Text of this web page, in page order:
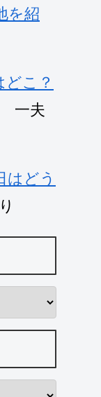
を紹
どこ？
一夫
はどう